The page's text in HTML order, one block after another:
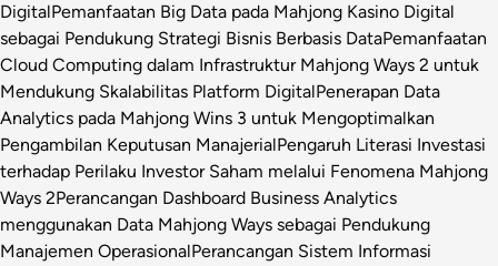
DigitalPemanfaatan Big Data pada Mahjong Kasino Digital
sebagai Pendukung Strategi Bisnis Berbasis DataPemanfaatan
Cloud Computing dalam Infrastruktur Mahjong Ways 2 untuk
Mendukung Skalabilitas Platform DigitalPenerapan Data
Analytics pada Mahjong Wins 3 untuk Mengoptimalkan
Pengambilan Keputusan ManajerialPengaruh Literasi Investasi
terhadap Perilaku Investor Saham melalui Fenomena Mahjong
Ways 2Perancangan Dashboard Business Analytics
menggunakan Data Mahjong Ways sebagai Pendukung
Manajemen OperasionalPerancangan Sistem Informasi